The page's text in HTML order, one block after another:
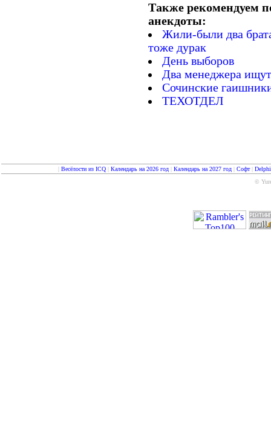
Также рекомендуем
анекдоты:
Жили-были два
тоже дурак
День выбоpов
Два менеджера
Сочинские
ТЕХОТДЕЛ
Весёлости из ICQ| Календарь на 2026 год| Календарь на 2027 год| Софт|
©